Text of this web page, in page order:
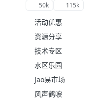
50k 115k
活动优惠
资源分享
技术专区
水区乐园
Jao易市场
风声鹤唳